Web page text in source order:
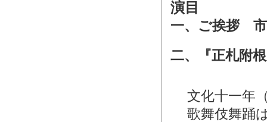
演目
一、ご挨拶
二、『正札附
文化十一年
歌舞伎舞踊